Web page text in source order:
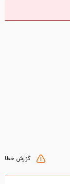
گزارش خطا